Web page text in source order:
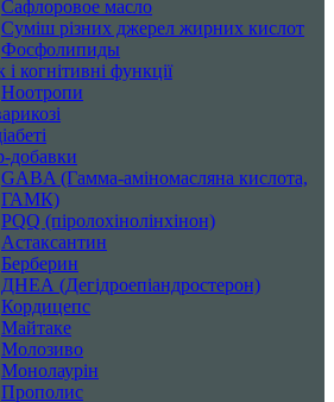
Сафлоровое масло
Суміш різних джерел жирних кислот
Фосфолипиды
когнітивні функції
Ноотропи
добавки
GABA (Гамма-аміномасляна кислота,
ГАМК)
PQQ (піролохінолінхінон)
Астаксантин
Берберин
ДНЕА (Дегідроепіандростерон)
Кордицепс
Майтаке
Молозиво
Монолаурін
Прополис